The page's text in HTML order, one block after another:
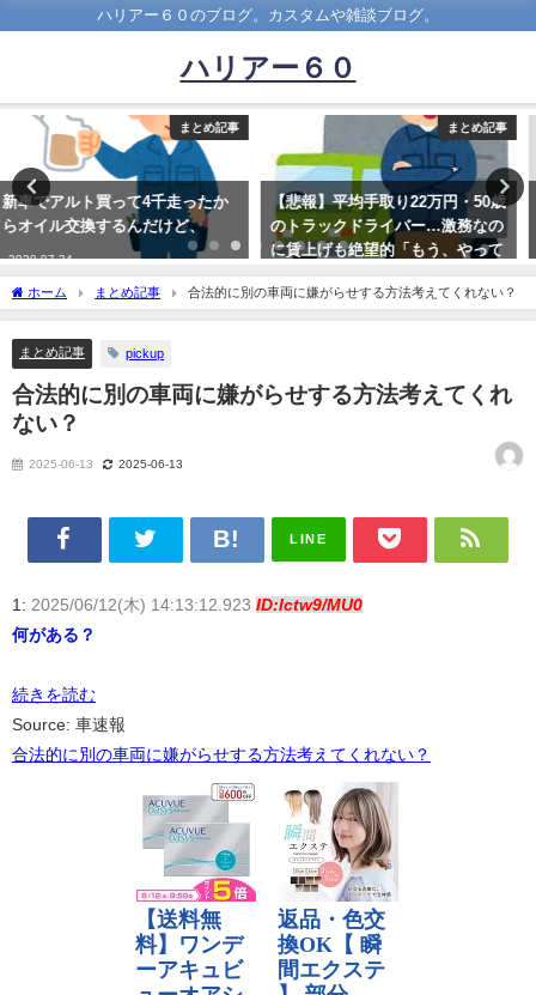
ハリアー６０のブログ。カスタムや雑談ブログ。
ハリアー６０
まとめ記事
【悲報】平均手取り22万円・50歳
のトラックドライバー…激務なの
に賃上げも絶望的「もう、やって
られない」
まとめ記事
車ヲタ「車はやっぱFRじゃない
と走りがー」 俺「へー、ドリフ
トでもするの？」
ホーム まとめ記事 合法的に別の車両に嫌がらせする方法考えてくれない？
まとめ記事 pickup
合法的に別の車両に嫌がらせする方法考えてくれ
ない？
2025-06-13 2025-06-13
LINE
1: 2025/06/12(木) 14:13:12.923 ID:lctw9/MU0
何がある？
続きを読む
Source: 車速報
合法的に別の車両に嫌がらせする方法考えてくれない？